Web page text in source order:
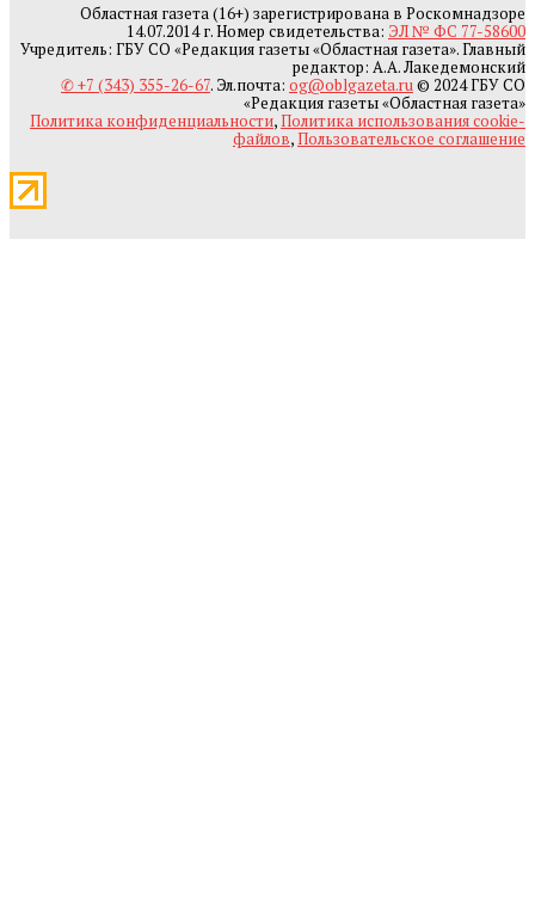
Областная газета (16+) зарегистрирована в Роскомнадзоре
14.07.2014 г. Номер свидетельства: ЭЛ № ФС 77-58600
Учредитель: ГБУ СО «Редакция газеты «Областная газета». Главный
редактор: А.А. Лакедемонский
✆ +7 (343) 355-26-67. Эл.почта: og@oblgazeta.ru© 2024 ГБУ СО
«Редакция газеты «Областная газета»
Политика конфиденциальности,Политика использования cookie-
файлов,Пользовательское соглашение